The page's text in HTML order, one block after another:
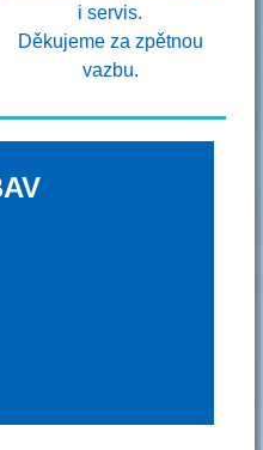
i servis.
Děkujeme za zpětnou
vazbu.